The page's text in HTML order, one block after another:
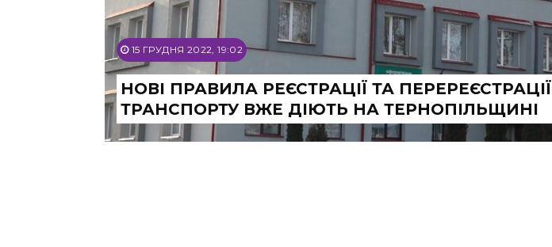
15 ГРУДНЯ 2022, 19:02
НОВІ ПРАВИЛА РЕЄСТРАЦІЇ ТА ПЕРЕРЕЄСТРАЦІЇ
ТРАНСПОРТУ ВЖЕ ДІЮТЬ НА ТЕРНОПІЛЬЩИНІ